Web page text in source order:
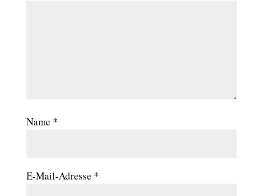
Name *
E-Mail-Adresse *